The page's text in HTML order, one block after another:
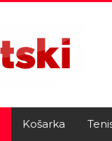
Košarka